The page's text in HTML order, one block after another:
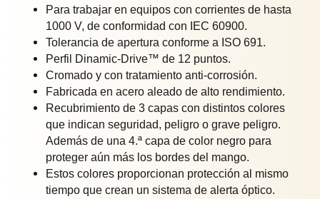
Para trabajar en equipos con corrientes de hasta
1000 V, de conformidad con IEC 60900.
Tolerancia de apertura conforme a ISO 691.
Perfil Dinamic-Drive™ de 12 puntos.
Cromado y con tratamiento anti-corrosión.
Fabricada en acero aleado de alto rendimiento.
Recubrimiento de 3 capas con distintos colores
que indican seguridad, peligro o grave peligro.
Además de una 4.ª capa de color negro para
proteger aún más los bordes del mango.
Estos colores proporcionan protección al mismo
tiempo que crean un sistema de alerta óptico.